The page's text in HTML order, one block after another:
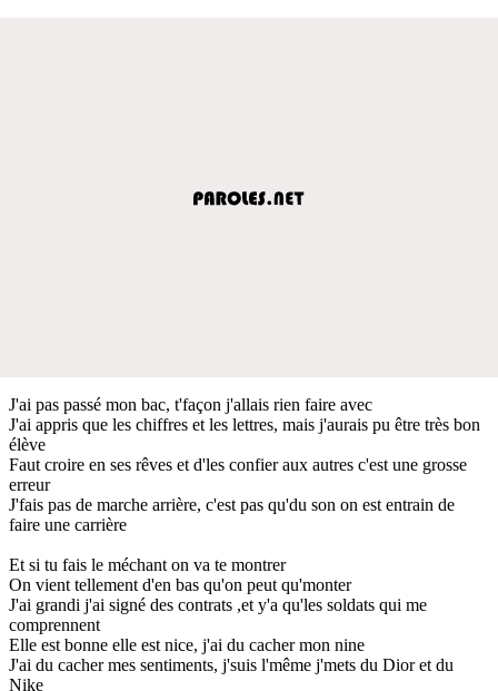
J'ai pas passé mon bac, t'façon j'allais rien faire avec
J'ai appris que les chiffres et les lettres, mais j'aurais pu être très bon
élève
Faut croire en ses rêves et d'les confier aux autres c'est une grosse
erreur
J'fais pas de marche arrière, c'est pas qu'du son on est entrain de
faire une carrière
Et si tu fais le méchant on va te montrer
On vient tellement d'en bas qu'on peut qu'monter
J'ai grandi j'ai signé des contrats ,et y'a qu'les soldats qui me
comprennent
Elle est bonne elle est nice, j'ai du cacher mon nine
J'ai du cacher mes sentiments, j'suis l'même j'mets du Dior et du
Nike